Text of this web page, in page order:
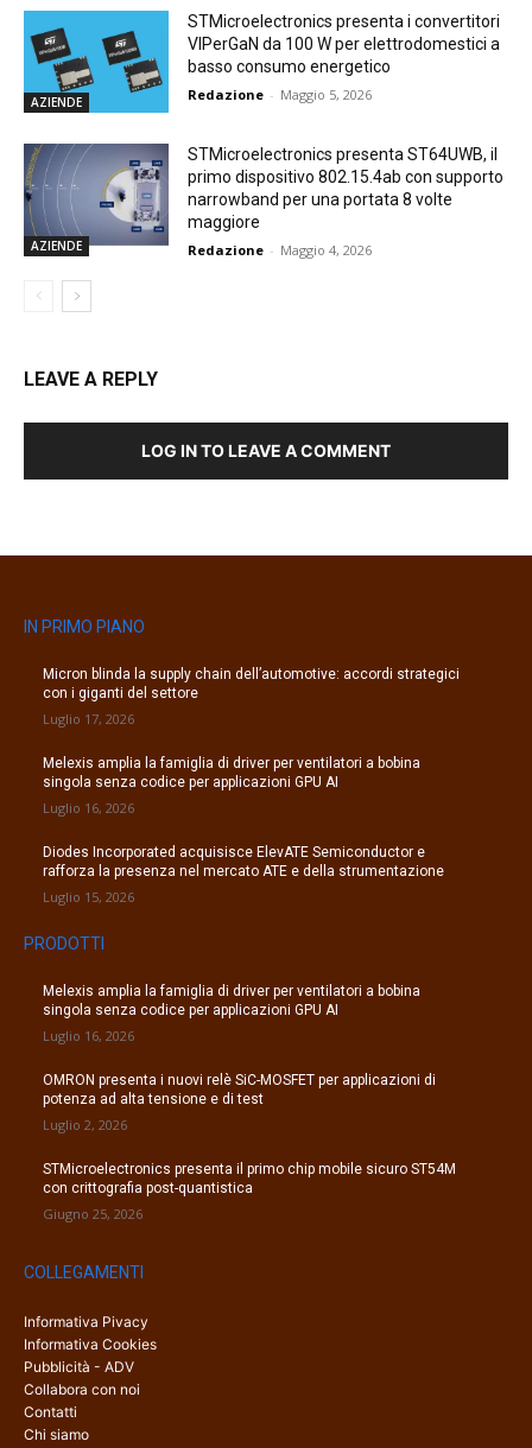
AZIENDE
STMicroelectronics presenta i convertitori
VIPerGaN da 100 W per elettrodomestici a
basso consumo energetico
Redazione - Maggio 5, 2026
AZIENDE
STMicroelectronics presenta ST64UWB, il
primo dispositivo 802.15.4ab con supporto
narrowband per una portata 8 volte
maggiore
Redazione - Maggio 4, 2026
LEAVE A REPLY
LOG IN TO LEAVE A COMMENT
IN PRIMO PIANO
Micron blinda la supply chain dell’automotive: accordi strategici
con i giganti del settore
Luglio 17, 2026
Melexis amplia la famiglia di driver per ventilatori a bobina
singola senza codice per applicazioni GPU AI
Luglio 16, 2026
Diodes Incorporated acquisisce ElevATE Semiconductor e
rafforza la presenza nel mercato ATE e della strumentazione
Luglio 15, 2026
PRODOTTI
Melexis amplia la famiglia di driver per ventilatori a bobina
singola senza codice per applicazioni GPU AI
Luglio 16, 2026
OMRON presenta i nuovi relè SiC-MOSFET per applicazioni di
potenza ad alta tensione e di test
Luglio 2, 2026
STMicroelectronics presenta il primo chip mobile sicuro ST54M
con crittografia post-quantistica
Giugno 25, 2026
COLLEGAMENTI
Informativa Pivacy
Informativa Cookies
Pubblicità - ADV
Collabora con noi
Contatti
Chi siamo